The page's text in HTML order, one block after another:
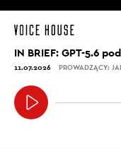
IN BRIEF: GPT-5.6
11.07.2026 PROWADZĄCY: